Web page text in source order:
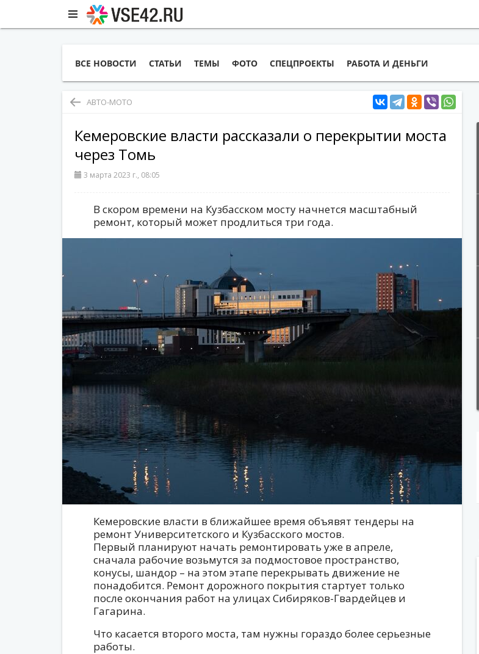
ВСЕ НОВОСТИ СТАТЬИ ТЕМЫ ФОТО СПЕЦПРОЕКТЫ РАБОТА И ДЕНЬГИ
АВТО-МОТО
Кемеровские власти рассказали о перекрытии моста
через Томь
3 марта 2023 г., 08:05
В скором времени на Кузбасском мосту начнется масштабный
ремонт, который может продлиться три года.
Кемеровские власти в ближайшее время объявят тендеры на
ремонт Университетского и Кузбасского мостов.
Первый планируют начать ремонтировать уже в апреле,
сначала рабочие возьмутся за подмостовое пространство,
конусы, шандор – на этом этапе перекрывать движение не
понадобится. Ремонт дорожного покрытия стартует только
после окончания работ на улицах Сибиряков-Гвардейцев и
Гагарина.
Что касается второго моста, там нужны гораздо более серьезные
работы.